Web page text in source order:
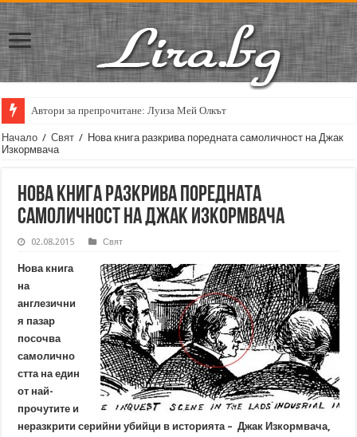
Автори за препрочитане: Луиза Мей Олкът
Начало / Свят / Нова книга разкрива поредната самоличност на Джак
Изкормвача
Нова книга разкрива поредната
самоличност на Джак Изкормвача
02.08.2015 Свят
Нова книга
на
англезични
я пазар
посочва
самолично
стта на един
от най-
прочутите и
неразкрити серийни убийци в историята – Джак Изкормвача,